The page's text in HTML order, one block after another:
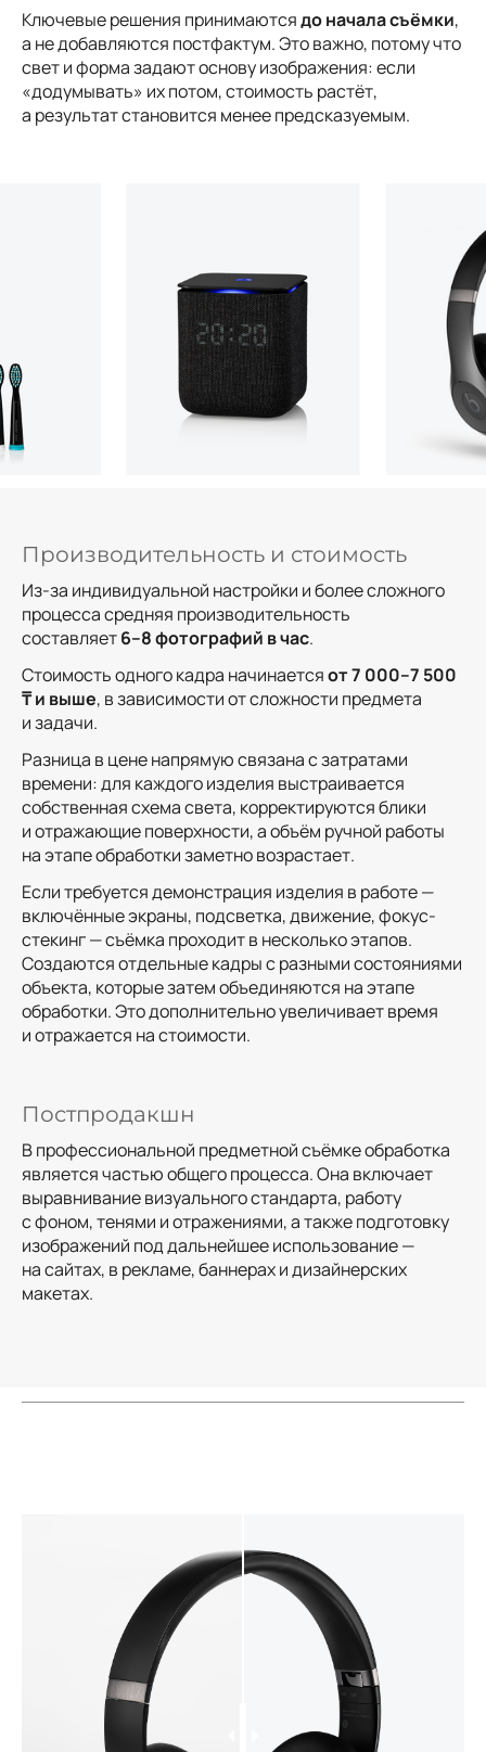
Ключевые решения принимаютсядо начала съёмки,
а не добавляются постфактум. Это важно, потому что
свет и форма задают основу изображения: если
«додумывать» их потом, стоимость растёт,
а результат становится менее предсказуемым.
Производительность и стоимость
Из-за индивидуальной настройки и более сложного
процесса средняя производительность
составляет6–8 фотографий в час.
Стоимость одного кадра начинаетсяот 7 000–7 500
₸ и выше, в зависимости от сложности предмета
и задачи.
Разница в цене напрямую связана с затратами
времени: для каждого изделия выстраивается
собственная схема света, корректируются блики
и отражающие поверхности, а объём ручной работы
на этапе обработки заметно возрастает.
Если требуется демонстрация изделия в работе —
включённые экраны, подсветка, движение, фокус-
стекинг — съёмка проходит в несколько этапов.
Создаются отдельные кадры с разными состояниями
объекта, которые затем объединяются на этапе
обработки. Это дополнительно увеличивает время
и отражается на стоимости.
Постпродакшн
В профессиональной предметной съёмке обработка
является частью общего процесса. Она включает
выравнивание визуального стандарта, работу
с фоном, тенями и отражениями, а также подготовку
изображений под дальнейшее использование —
на сайтах, в рекламе, баннерах и дизайнерских
макетах.